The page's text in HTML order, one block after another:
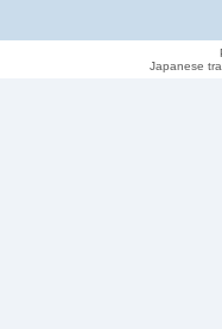
Japanese